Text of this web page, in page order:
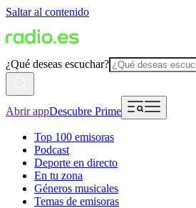
Saltar al contenido
¿Qué deseas escuchar?
Abrir appDescubre Prime
Top 100 emisoras
Podcast
Deporte en directo
En tu zona
Géneros musicales
Temas de emisoras